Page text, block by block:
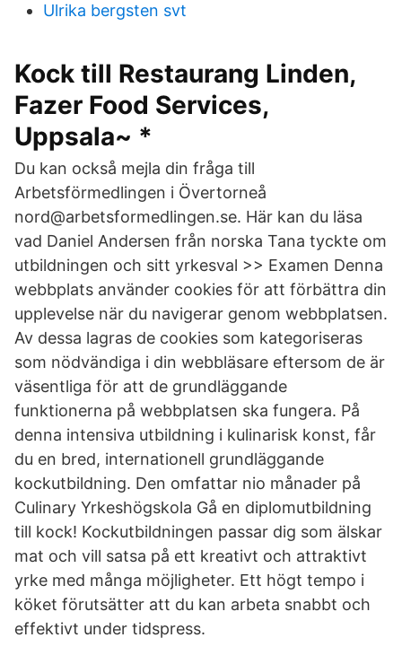
Ulrika bergsten svt
Kock till Restaurang Linden,
Fazer Food Services,
Uppsala~ *
Du kan också mejla din fråga till
Arbetsförmedlingen i Övertorneå
nord@arbetsformedlingen.se. Här kan du läsa
vad Daniel Andersen från norska Tana tyckte om
utbildningen och sitt yrkesval >> Examen Denna
webbplats använder cookies för att förbättra din
upplevelse när du navigerar genom webbplatsen.
Av dessa lagras de cookies som kategoriseras
som nödvändiga i din webbläsare eftersom de är
väsentliga för att de grundläggande
funktionerna på webbplatsen ska fungera. På
denna intensiva utbildning i kulinarisk konst, får
du en bred, internationell grundläggande
kockutbildning. Den omfattar nio månader på
Culinary Yrkeshögskola Gå en diplomutbildning
till kock! Kockutbildningen passar dig som älskar
mat och vill satsa på ett kreativt och attraktivt
yrke med många möjligheter. Ett högt tempo i
köket förutsätter att du kan arbeta snabbt och
effektivt under tidspress.